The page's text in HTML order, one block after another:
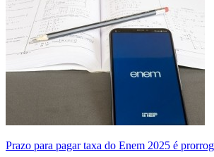
Prazo para pagar taxa do Enem 2025 é